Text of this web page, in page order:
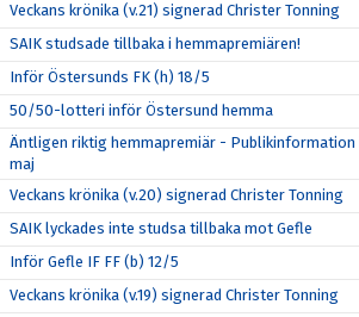
Veckans krönika (v.21) signerad Christer Tonning
SAIK studsade tillbaka i hemmapremiären!
Inför Östersunds FK (h) 18/5
50/50-lotteri inför Östersund hemma
Äntligen riktig hemmapremiär - Publikinformation
maj
Veckans krönika (v.20) signerad Christer Tonning
SAIK lyckades inte studsa tillbaka mot Gefle
Inför Gefle IF FF (b) 12/5
Veckans krönika (v.19) signerad Christer Tonning